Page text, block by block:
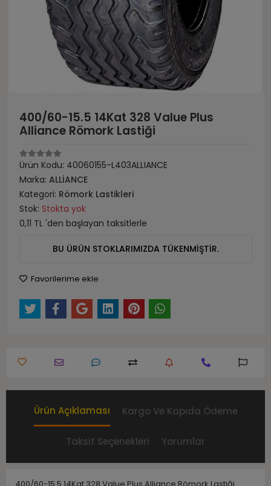
400/60-15.5 14Kat 328 Value Plus
Alliance Römork Lastiği
Ürün Kodu: 40060155-L403ALLIANCE
Marka: ALLİANCE
Kategori: Römork Lastikleri
Stok: Stokta yok
0,11 TL 'den başlayan taksitlerle
BU ÜRÜN STOKLARIMIZDA TÜKENMİŞTİR.
Favorilerime ekle
Ürün Açıklaması Kargo Ve Kapıda Ödeme
Taksit Seçenekleri Yorumlar